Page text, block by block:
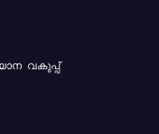
വകുപ്പ്